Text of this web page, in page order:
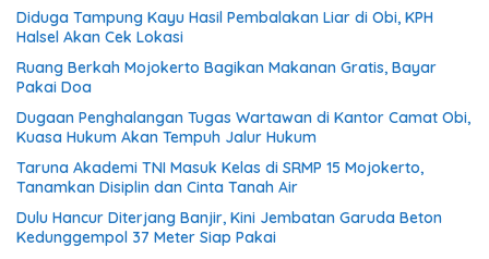
Diduga Tampung Kayu Hasil Pembalakan Liar di Obi, KPH
Halsel Akan Cek Lokasi
Ruang Berkah Mojokerto Bagikan Makanan Gratis, Bayar
Pakai Doa
Dugaan Penghalangan Tugas Wartawan di Kantor Camat Obi,
Kuasa Hukum Akan Tempuh Jalur Hukum
Taruna Akademi TNI Masuk Kelas di SRMP 15 Mojokerto,
Tanamkan Disiplin dan Cinta Tanah Air
Dulu Hancur Diterjang Banjir, Kini Jembatan Garuda Beton
Kedunggempol 37 Meter Siap Pakai